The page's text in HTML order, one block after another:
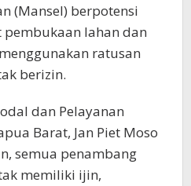
(Mansel) berpotensi
lahan dan
ratusan
berizin.
dan Pelayanan
Barat, Jan Piet Moso
semua penambang
memiliki ijin,